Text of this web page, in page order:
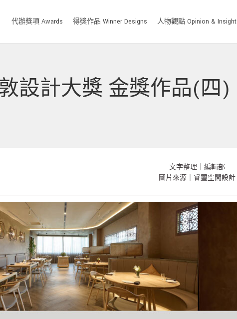
代辦獎項 Awards 得獎作品 Winner Designs 人物觀點 Opinion & Insight
設計大獎 金獎作品(四)
文字整理｜編輯部
圖片來源｜睿璽空間設計